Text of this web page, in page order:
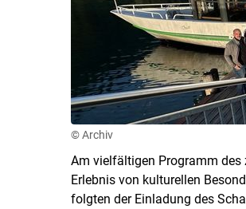
© Archiv
Am vielfältigen Programm
Erlebnis von kulturellen
folgten der Einladung des